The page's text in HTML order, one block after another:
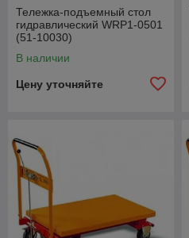
Тележка-подъемный стол
гидравлический WRP1-0501
(51-10030)
В наличии
Цену уточняйте